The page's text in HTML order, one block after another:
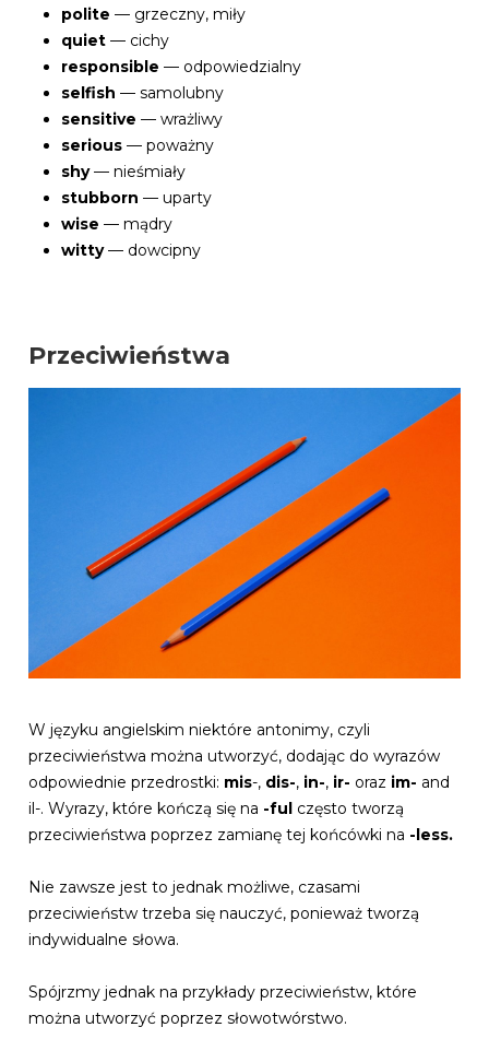
polite — grzeczny, miły
quiet — cichy
responsible — odpowiedzialny
selfish — samolubny
sensitive — wrażliwy
serious — poważny
shy— nieśmiały
stubborn — uparty
wise — mądry
witty— dowcipny
Przeciwieństwa
W języku angielskim niektóre antonimy, czyli
przeciwieństwa można utworzyć, dodając do wyrazów
odpowiednie przedrostki: mis-, dis-, in-, ir- oraz im- and
il-. Wyrazy, które kończą się na -ful często tworzą
przeciwieństwa poprzez zamianę tej końcówki na -less.
Nie zawsze jest to jednak możliwe, czasami
przeciwieństw trzeba się nauczyć, ponieważ tworzą
indywidualne słowa.
Spójrzmy jednak na przykłady przeciwieństw, które
można utworzyć poprzez słowotwórstwo.